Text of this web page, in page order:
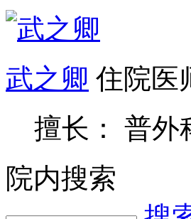
武之卿 住院医师
擅长： 普外
院内搜索